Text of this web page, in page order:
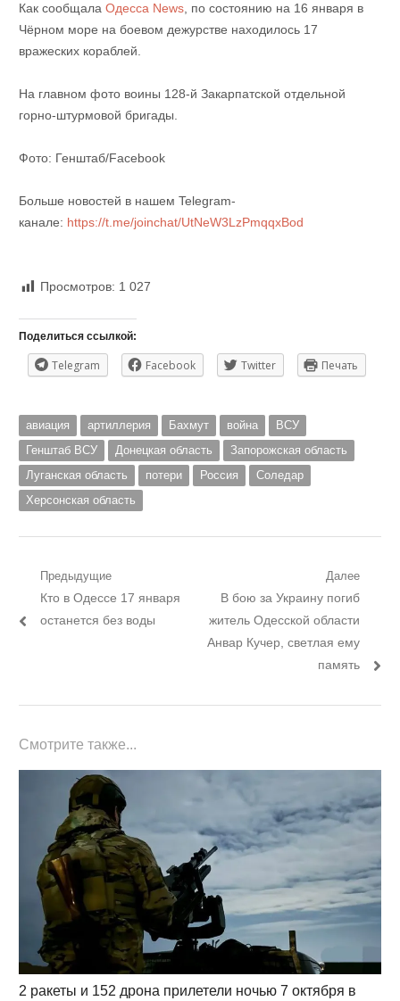
Как сообщала Одесса News, по состоянию на 16 января в
Чёрном море на боевом дежурстве находилось 17
вражеских кораблей.
На главном фото воины 128-й Закарпатской отдельной
горно-штурмовой бригады.
Фото: Генштаб/Facebook
Больше новостей в нашем Telegram-
канале: https://t.me/joinchat/UtNeW3LzPmqqxBod
Просмотров: 1 027
Поделиться ссылкой:
Telegram Facebook Twitter Печать
авиация артиллерия Бахмут война
ВСУ
Генштаб ВСУ
Донецкая область
Запорожская область
Луганская область
потери Россия
Соледар
Херсонская область
Навигация
по
Предыдущие
Предыдущий
пост:
Кто в Одессе 17 января
останется без воды
Далее
Следующий
пост:
В бою за Украину погиб
житель Одесской области
Анвар Кучер, светлая ему
память
Смотрите также...
2 ракеты и 152 дрона прилетели ночью 7 октября в